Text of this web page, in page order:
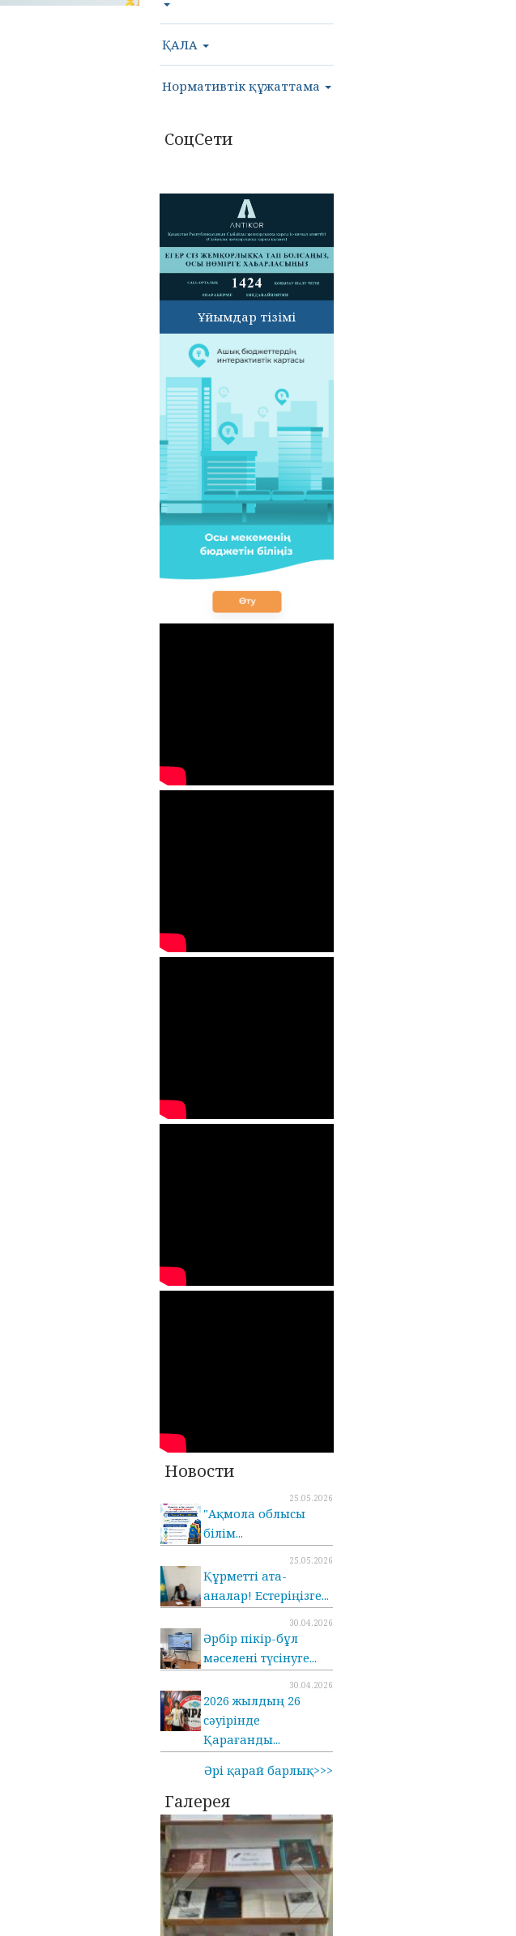
ҚАЛА
Нормативтік құжаттама
СоцСети
Ұйымдар тізімі
Новости
25.05.2026
"Ақмола облысы
білім...
25.05.2026
Құрметті ата-
аналар! Естеріңізге...
30.04.2026
Әрбір пікір-бұл
мәселені түсінуге...
30.04.2026
2026 жылдың 26
сәуірінде
Қарағанды...
Әрі қарай барлық>>>
Галерея